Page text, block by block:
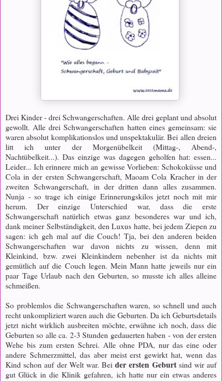
Drei Kinder - drei Schwangerschaften. Alle drei geplant und absolut
gewollt. Alle drei Schwangerschaften hatten eines gemeinsam: sie
waren absolut komplikationslos und unspektakulär. Bei allen dreien
litt ich unter der Morgenübelkeit (Mittag-, Abend-,
Nachtübelkeit...). Das einzige was dagegen geholfen hat: essen...
Leider... Ich erinnere mich an gewisse Vorlieben: Schokoküsse und
Cola in der ersten Schwangerschaft, Maoam Cola Kracher in der
zweiten Schwangerschaft, in der dritten dann alles zusammen.
Nunja - so trage ich einige Erinnerungskilos jetzt noch mit mir
herum. Der einzige Unterschied war, dass die erste
Schwangerschaft natürlich etwas ganz besonderes war und ich,
dank meiner Selbständigkeit, den Luxus hatte, bei jedem Ziepen zu
sagen: ich geh mal auf die Couch! Tja, bei den anderen beiden
Schwangerschaften war davon nichts zu wissen, denn mit
Kleinkind, bzw. zwei Kleinkindern nebenher ist da nichts mit
gemütlich auf die Couch legen. Mein Mann hatte jeweils nur ein
paar Tage Urlaub nach den Geburten, so musste ich alles alleine
schmeißen.
So problemlos die Schwangerschaften waren, so schnell und auch
recht unkompliziert waren auch die Geburten. Da ich Geburtsdetails
jetzt nicht wirklich ausbreiten möchte, erwähne ich noch, dass die
Geburten so alle ca. 2-3 Stunden gedauerten haben - von der ersten
Wehe bis zum ersten Schrei. Alle ohne PDA, nur das eine oder
andere Schmerzmittel, das aber meist erst gewirkt hat, wenn das
Kind schon auf der Welt war. Beider ersten Geburt sind wir auf
gut Glück in die Klinik gefahren, ich hatte nur ein etwas anderes